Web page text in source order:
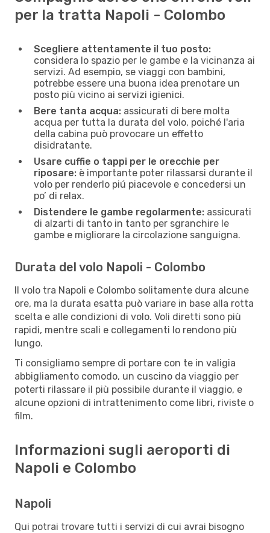
per la tratta Napoli - Colombo
Scegliere attentamente il tuo posto:
considera lo spazio per le gambe e la vicinanza ai
servizi. Ad esempio, se viaggi con bambini,
potrebbe essere una buona idea prenotare un
posto più vicino ai servizi igienici.
Bere tanta acqua: assicurati di bere molta
acqua per tutta la durata del volo, poiché l'aria
della cabina può provocare un effetto
disidratante.
Usare cuffie o tappi per le orecchie per
riposare: è importante poter rilassarsi durante il
volo per renderlo piú piacevole e concedersi un
po’ di relax.
Distendere le gambe regolarmente: assicurati
di alzarti di tanto in tanto per sgranchire le
gambe e migliorare la circolazione sanguigna.
Durata del volo Napoli - Colombo
Il volo tra Napoli e Colombo solitamente dura alcune
ore, ma la durata esatta può variare in base alla rotta
scelta e alle condizioni di volo. Voli diretti sono più
rapidi, mentre scali e collegamenti lo rendono più
lungo.
Ti consigliamo sempre di portare con te in valigia
abbigliamento comodo, un cuscino da viaggio per
poterti rilassare il più possibile durante il viaggio, e
alcune opzioni di intrattenimento come libri, riviste o
film.
Informazioni sugli aeroporti di
Napoli e Colombo
Napoli
Qui potrai trovare tutti i servizi di cui avrai bisogno